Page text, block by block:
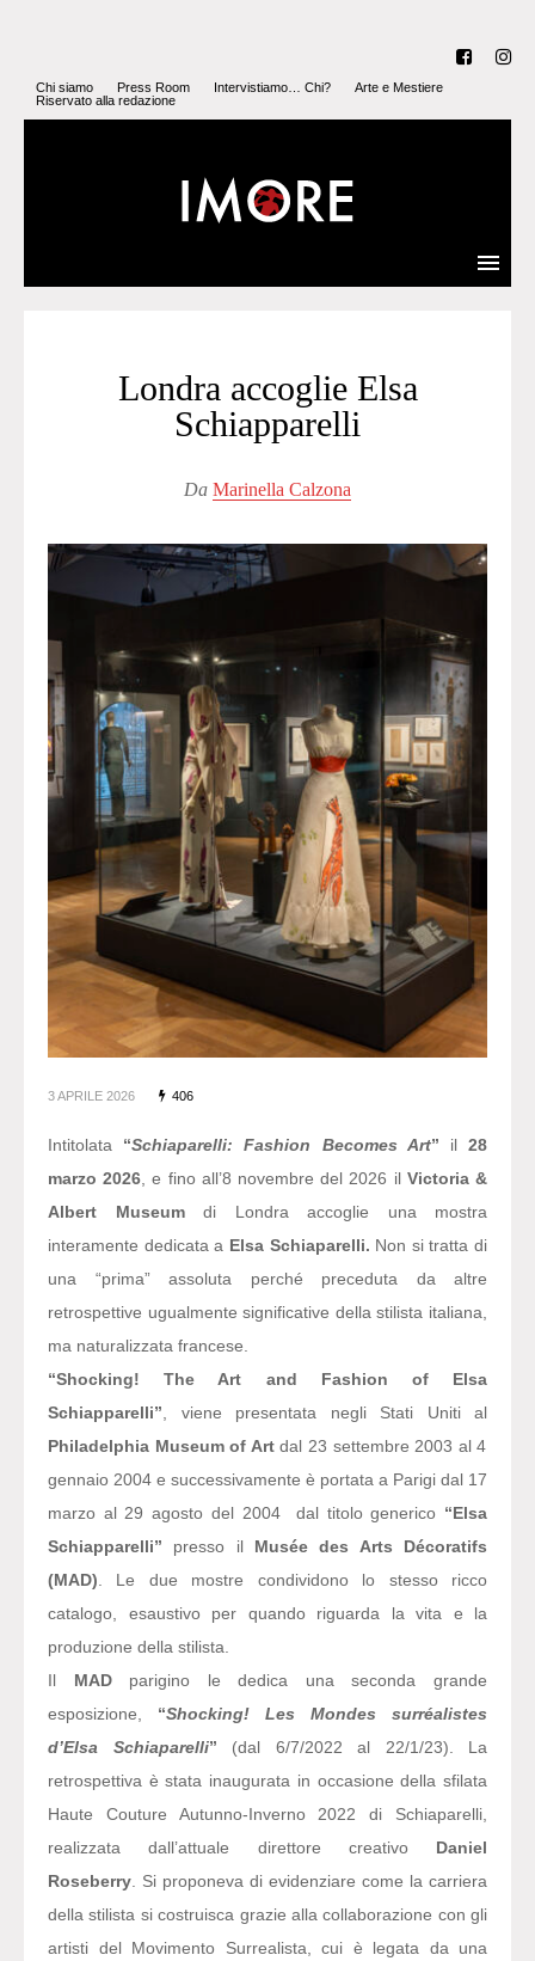
Chi siamo Press Room Intervistiamo… Chi?
Arte e Mestiere
Riservato alla redazione
Londra accoglie Elsa
Schiapparelli
Da Marinella Calzona
3 APRILE 2026 406
Intitolata “Schiaparelli: Fashion Becomes Art” il28
marzo 2026 , e fino all’8 novembre del 2026 il Victoria &
Albert Museumdi Londra accoglie una mostra
interamente dedicata a Elsa Schiaparelli. Non si tratta di
una “prima” assoluta perché preceduta da altre
retrospettive ugualmente significative della stilista italiana,
ma naturalizzata francese.
“Shocking! The Art and Fashion of Elsa
Schiapparelli” , viene presentata negli Stati Uniti al
Philadelphia Museum of Artdal 23 settembre 2003 al 4
gennaio 2004 e successivamente è portata a Parigi dal 17
marzo al 29 agosto del 2004 dal titolo generico “Elsa
Schiapparelli” presso il Musée des Arts Décoratifs
(MAD) . Le due mostre condividono lo stesso ricco
catalogo, esaustivo per quando riguarda la vita e la
produzione della stilista.
Il MADparigino le dedica una seconda grande
esposizione, “Shocking! Les Mondes surréalistes
d’Elsa Schiaparelli” (dal 6/7/2022 al 22/1/23). La
retrospettiva è stata inaugurata in occasione della sfilata
Haute Couture Autunno-Inverno 2022 di Schiaparelli,
realizzata dall’attuale direttore creativo Daniel
Roseberry . Si proponeva di evidenziare come la carriera
della stilista si costruisca grazie alla collaborazione con gli
artisti del Movimento Surrealista, cui è legata da una